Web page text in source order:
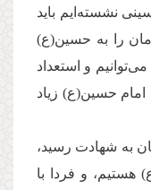
نشسته‌‌ایم باید
را به حسین(ع)
و استعداد
حسین(ع) زیاد
به شهادت رسید،
هستیم، و فردا با